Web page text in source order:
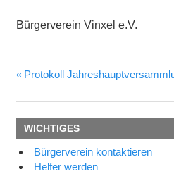
Bürgerverein Vinxel e.V.
Vorheriger
Protokoll
WICHTIGES
Bürgerverein kontaktieren
Helfer werden